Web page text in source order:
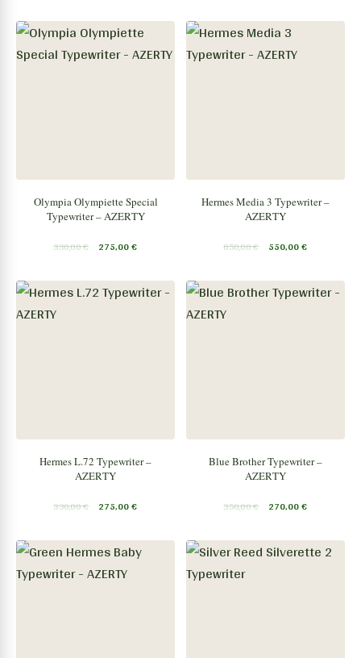
Olympia Olympiette Special
Typewriter – AZERTY
330,00€ 275,00€
Hermes Media 3 Typewriter –
AZERTY
650,00€ 550,00€
Hermes L.72 Typewriter –
AZERTY
330,00€ 275,00€
Blue Brother Typewriter –
AZERTY
350,00€ 270,00€